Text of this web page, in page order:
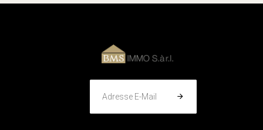
Adresse E-Mail